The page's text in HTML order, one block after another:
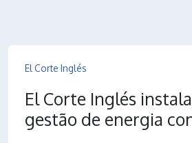
El Corte Inglés
El Corte Inglés
gestão de energia